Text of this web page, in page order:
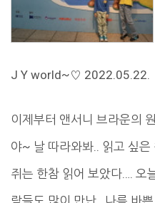
J Y world~♡ 2022.05.22.
이제부터 앤서니 브라운의
야~ 날 따라와봐.. 읽고 싶
쥐는 한참 읽어 보았다…. 오